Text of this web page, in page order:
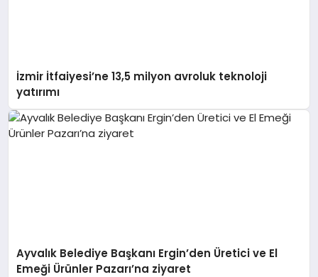
İzmir İtfaiyesi’ne 13,5 milyon avroluk teknoloji
yatırımı
Ayvalık Belediye Başkanı Ergin’den Üretici ve El
Emeği Ürünler Pazarı’na ziyaret